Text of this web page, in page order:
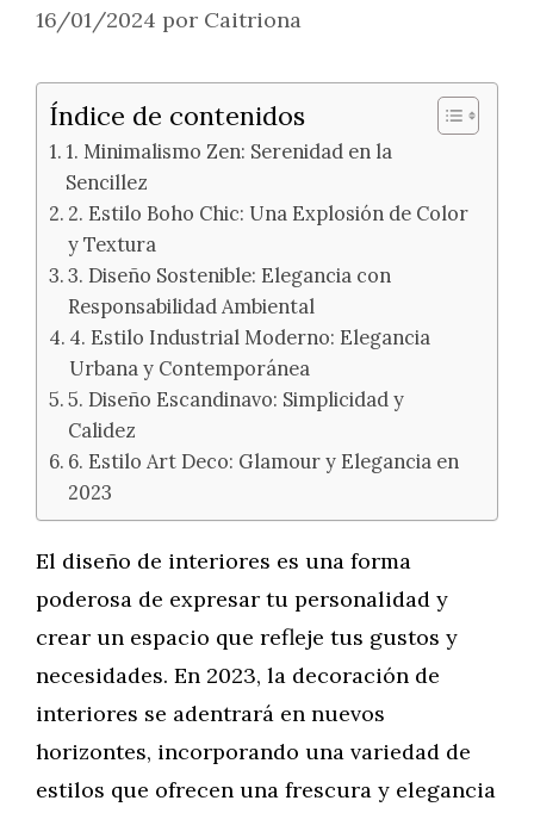
16/01/2024 por Caitriona
Índice de contenidos
1. Minimalismo Zen: Serenidad en la
Sencillez
2. Estilo Boho Chic: Una Explosión de Color
y Textura
3. Diseño Sostenible: Elegancia con
Responsabilidad Ambiental
4. Estilo Industrial Moderno: Elegancia
Urbana y Contemporánea
5. Diseño Escandinavo: Simplicidad y
Calidez
6. Estilo Art Deco: Glamour y Elegancia en
2023
El diseño de interiores es una forma
poderosa de expresar tu personalidad y
crear un espacio que refleje tus gustos y
necesidades. En 2023, la decoración de
interiores se adentrará en nuevos
horizontes, incorporando una variedad de
estilos que ofrecen una frescura y elegancia